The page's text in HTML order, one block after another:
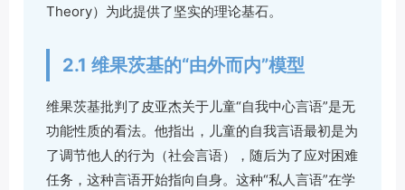
Theory）为此提供了坚实的理论基石。
2.1 维果茨基的“由外而内”模型
维果茨基批判了皮亚杰关于儿童“自我中心言语”是无
功能性质的看法。他指出，儿童的自我言语最初是为
了调节他人的行为（社会言语），随后为了应对困难
任务，这种言语开始指向自身。这种“私人言语”在学